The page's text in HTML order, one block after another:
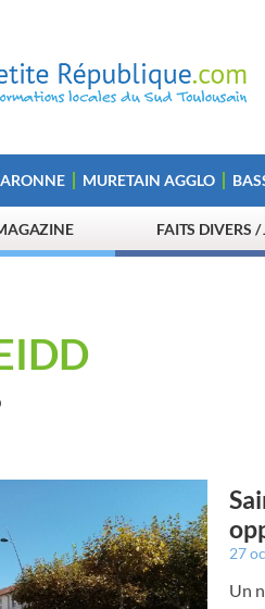
MURETAIN AGGLO
FAITS DIVERS /
27
Un